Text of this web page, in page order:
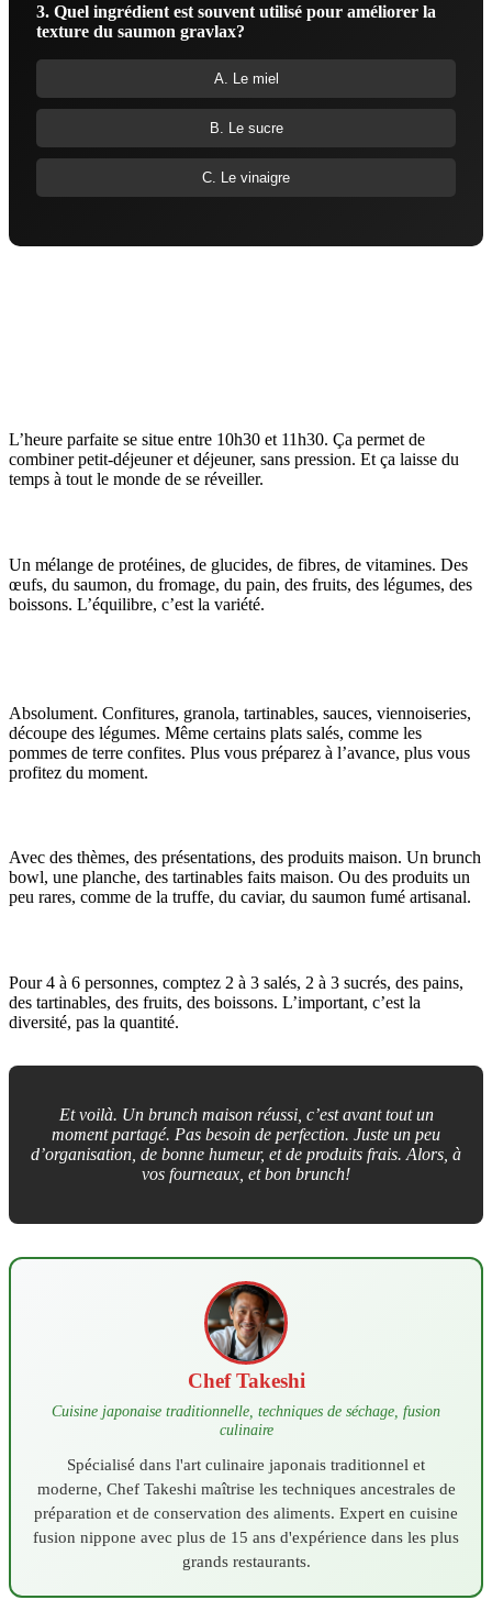
3. Quel ingrédient est souvent utilisé pour améliorer la
texture du saumon gravlax?
A. Le miel
B. Le sucre
C. Le vinaigre
L’heure parfaite se situe entre 10h30 et 11h30. Ça permet de
combiner petit-déjeuner et déjeuner, sans pression. Et ça laisse du
temps à tout le monde de se réveiller.
Un mélange de protéines, de glucides, de fibres, de vitamines. Des
œufs, du saumon, du fromage, du pain, des fruits, des légumes, des
boissons. L’équilibre, c’est la variété.
Absolument. Confitures, granola, tartinables, sauces, viennoiseries,
découpe des légumes. Même certains plats salés, comme les
pommes de terre confites. Plus vous préparez à l’avance, plus vous
profitez du moment.
Avec des thèmes, des présentations, des produits maison. Un brunch
bowl, une planche, des tartinables faits maison. Ou des produits un
peu rares, comme de la truffe, du caviar, du saumon fumé artisanal.
Pour 4 à 6 personnes, comptez 2 à 3 salés, 2 à 3 sucrés, des pains,
des tartinables, des fruits, des boissons. L’important, c’est la
diversité, pas la quantité.
Et voilà. Un brunch maison réussi, c’est avant tout un
moment partagé. Pas besoin de perfection. Juste un peu
d’organisation, de bonne humeur, et de produits frais. Alors, à
vos fourneaux, et bon brunch!
Chef Takeshi
Cuisine japonaise traditionnelle, techniques de séchage, fusion
culinaire
Spécialisé dans l'art culinaire japonais traditionnel et
moderne, Chef Takeshi maîtrise les techniques ancestrales de
préparation et de conservation des aliments. Expert en cuisine
fusion nippone avec plus de 15 ans d'expérience dans les plus
grands restaurants.